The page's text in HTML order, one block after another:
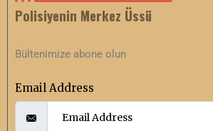
Polisiyenin Merkez Üssü
Bültenimize abone olun
Email Address